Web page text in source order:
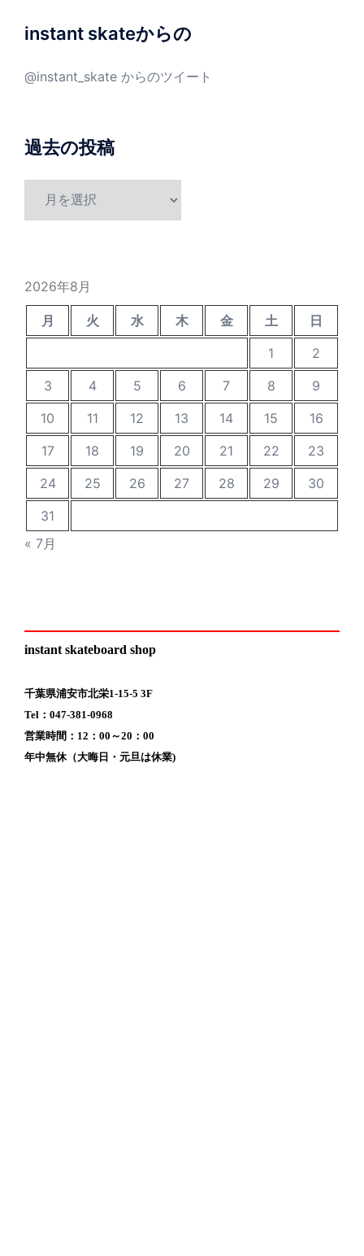
instant skateからの
@instant_skate からのツイート
過去の投稿
2026年8月
月 火 水 木 金 土
日
1
2
3
4 5 6 7 8
9
10
11 12 13 14 15
16
17
18 19 20 21 22
23
24
25 26 27 28 29
30
31
« 7月
instant skateboard shop
千葉県浦安市北栄1-15-5 3F
Tel：047-381-0968
営業時間：12：00～20：00
年中無休（大晦日・元旦は休業)